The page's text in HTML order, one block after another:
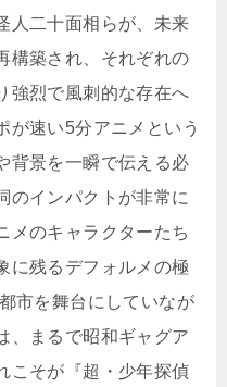
人二十面相らが、未来
構築され、それぞれの
強烈で風刺的な存在へ
が速い5分アニメという
背景を一瞬で伝える必
のインパクトが非常に
メのキャラクターたち
に残るデフォルメの極
市を舞台にしていなが
、まるで昭和ギャグア
そが『超・少年探偵